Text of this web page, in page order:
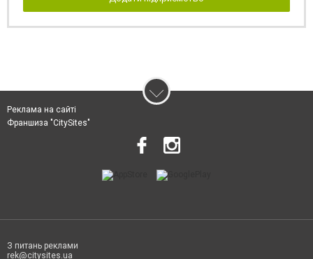
Реклама на сайті
Франшиза "CitySites"
З питань реклами
rek@citysites.ua